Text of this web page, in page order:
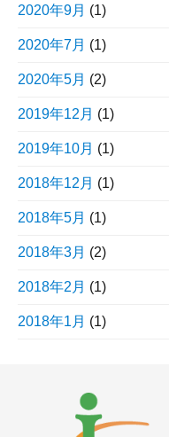
2020年9月 (1)
2020年7月 (1)
2020年5月 (2)
2019年12月 (1)
2019年10月 (1)
2018年12月 (1)
2018年5月 (1)
2018年3月 (2)
2018年2月 (1)
2018年1月 (1)